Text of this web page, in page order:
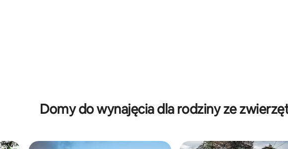
Domy do wynajęcia dla rodziny ze